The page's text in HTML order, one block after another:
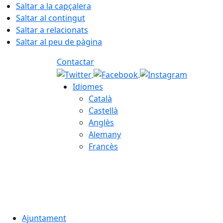
Saltar a la capçalera
Saltar al contingut
Saltar a relacionats
Saltar al peu de pàgina
Contactar
Idiomes
Català
Castellà
Anglès
Alemany
Francès
Ajuntament